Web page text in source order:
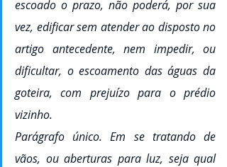
escoado o prazo, não poderá, por sua
vez, edificar sem atender ao disposto no
artigo antecedente, nem impedir, ou
dificultar, o escoamento das águas da
goteira, com prejuízo para o prédio
vizinho.
Parágrafo único. Em se tratando de
vãos, ou aberturas para luz, seja qual